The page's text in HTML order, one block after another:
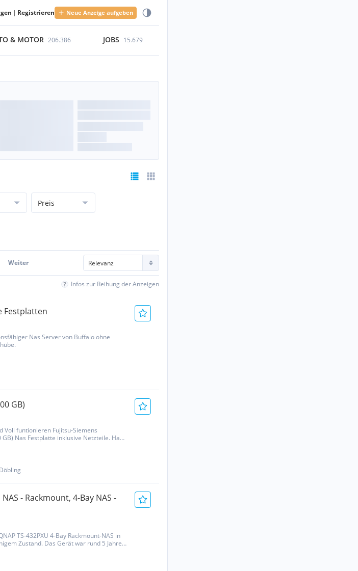
| Registrieren Neue Anzeige aufgeben
& MOTOR 206.386 JOBS 15.679
Preis
Weiter
Infos zur Reihung der Anzeigen
Festplatten
Nas Server von Buffalo ohne
GB)
Voll funtionieren Fujitsu-Siemens
Nas Festplatte inklusive Netzteile. Habe
NAS - Rackmount, 4-Bay NAS -
TS-432PXU 4-Bay Rackmount-NAS in
Zustand. Das Gerät war rund 5 Jahre
wird aufgrund einer Systemumstellung
angeboten. Technische Daten: